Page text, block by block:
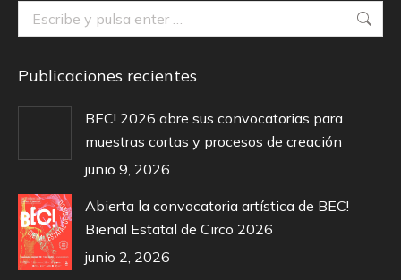
Buscar:
Publicaciones recientes
BEC! 2026 abre sus convocatorias para
muestras cortas y procesos de creación
junio 9, 2026
Abierta la convocatoria artística de BEC!
Bienal Estatal de Circo 2026
junio 2, 2026